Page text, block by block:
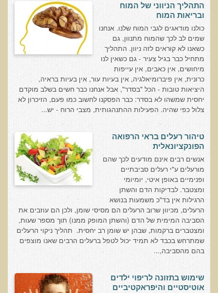
הרצאות מוקלטות באנגלית
Alkalize and Diet
Anti-Inflammatory Diet
Top Foods for Optimal Health, Longevity, & Detoxification
The Truth About Proteins
Healthy Living
Skin Lecture
קצרצרים
קליפ נפאל
הסבר קצר על ויטמין B12
סטימולנטים (ממריצים)
האם רק צמחונים וטבעונים צריכים הכוונה תזונתית?
אומגה 3
האם בטבע אכלנו דגנים וקטניות?
למה חשוב להיות טבעוני בריא?
חומצה אוקסלית
התהליך הניווני של המוח
ובריאות המוח
כולנו מודאגים לגבי המוח שלנו. אנחנו
שמים לב לכך שהמוח מתנוון, גם
כשאנו לא קוראים לזה ניוון. התהליך
מתחיל כבר בגיל צעיר - גם כשאין לנו
מיחושים, אין כאבים, אין עייפות
כרונית, אין פיברומיאלגיה, אין בעיות עור, אין בעיות בראיה,
היציאות טובות - הכל "בסדר", אבל אנחנו כבר חשים בשלב מוקדם
יחסית שמשהו לא בסדר: כבר הפסקנו לחשוב כמו פעם, הזיכרון לא
צלול כפי שהיה. הפעילות ההתנהגותית, מצבי הרוח - יש...
טיהור רעלים בראי הרפואה
הפונקציונאלית
אנשים רבים אינם מודעים לכך שהם
מורעלים ע"י רעלים סביבתיים
ופנימיים באופן איטי, יומיומי
ומצטבר. לבדיקות הדם והשתן
הרגילות אין בד"כ משמעות בנושא
הרעלים, מכיוון שרוב הרעלים הם מסיסי שומן, ולכן הם עוזבים את
הסביבה המימית של הדם (והשתן המופק ממנו) תוך מספר שעות,
ומצטברים ברקמות, שבהן יש שומן רב יחסית. תהליך ניקוי הרעלים
שמתרחש בכבד לא תמיד יכול לטפל ברעלים הרבים שאנו מוצפים
בהם מהסביבה,...
שימוש בתזונה לריפוי ילדים
אוטיסטיים והיפראקטיביים